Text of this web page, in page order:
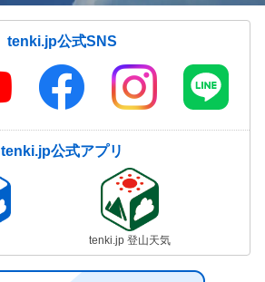
tenki.jp公式SNS
tenki.jp公式アプリ
tenki.jp 登山天気